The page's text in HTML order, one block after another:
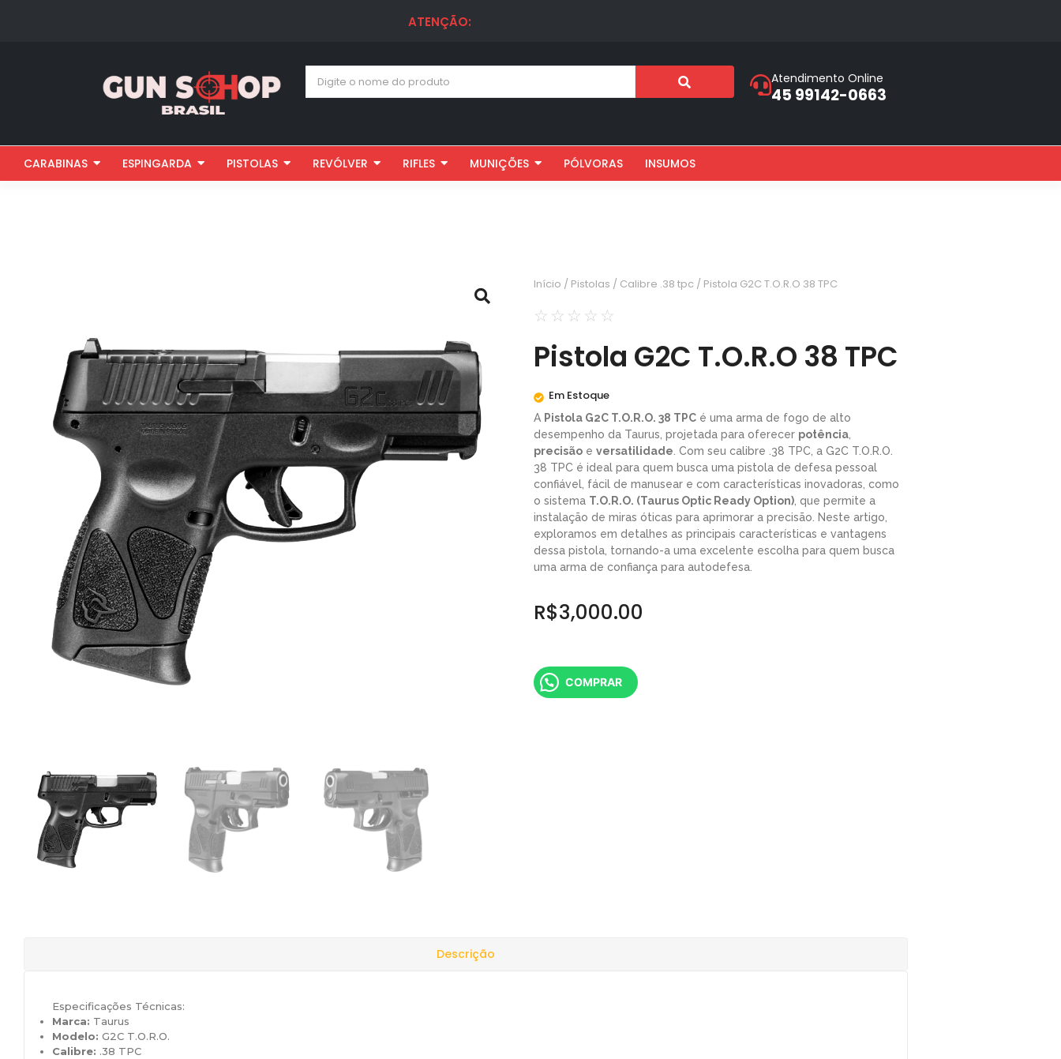
ATENÇÃO:
Atendimento Online
45 99142-0663
CARABINAS ESPINGARDA PISTOLAS REVÓLVER RIFLES MUNIÇÕES PÓLVORAS INSUMOS
Início / Pistolas / Calibre .38 tpc / Pistola G2C T.O.R.O 38 TPC
☆ ☆ ☆ ☆ ☆
Pistola G2C T.O.R.O 38 TPC
Em Estoque
A Pistola G2C T.O.R.O. 38 TPC é uma arma de fogo de alto
desempenho da Taurus, projetada para oferecer potência
precisão eversatilidade . Com seu calibre .38 TPC, a G2C T.O.R.O.
38 TPC é ideal para quem busca uma pistola de defesa pessoal
confiável, fácil de manusear e com características inovadoras, como
o sistema T.O.R.O. (Taurus Optic Ready Option) , que permite a
instalação de miras óticas para aprimorar a precisão. Neste artigo,
exploramos em detalhes as principais características e vantagens
dessa pistola, tornando-a uma excelente escolha para quem busca
uma arma de confiança para autodefesa.
R$3,000.00
COMPRAR
Descrição
Especificações Técnicas:
Marca: Taurus
Modelo: G2C T.O.R.O.
Calibre: .38 TPC